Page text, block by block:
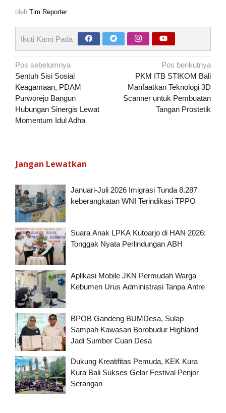
oleh Tim Reporter
Ikuti Kami Pada
Navigasi
pos
Pos sebelumnya
Sentuh Sisi Sosial
Keagamaan, PDAM
Purworejo Bangun
Hubungan Sinergis Lewat
Momentum Idul Adha
Pos berikutnya
PKM ITB STIKOM Bali
Manfaatkan Teknologi 3D
Scanner untuk Pembuatan
Tangan Prostetik
Jangan Lewatkan
Januari-Juli 2026 Imigrasi Tunda 8.287
keberangkatan WNI Terindikasi TPPO
Suara Anak LPKA Kutoarjo di HAN 2026:
Tonggak Nyata Perlindungan ABH
Aplikasi Mobile JKN Permudah Warga
Kebumen Urus Administrasi Tanpa Antre
BPOB Gandeng BUMDesa, Sulap
Sampah Kawasan Borobudur Highland
Jadi Sumber Cuan Desa
Dukung Kreatifitas Pemuda, KEK Kura
Kura Bali Sukses Gelar Festival Penjor
Serangan